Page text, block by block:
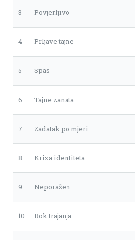
3 Povjerljivo
4 Prljave tajne
5 Spas
6 Tajne zanata
7 Zadatak po mjeri
8 Kriza identiteta
9 Neporažen
10 Rok trajanja